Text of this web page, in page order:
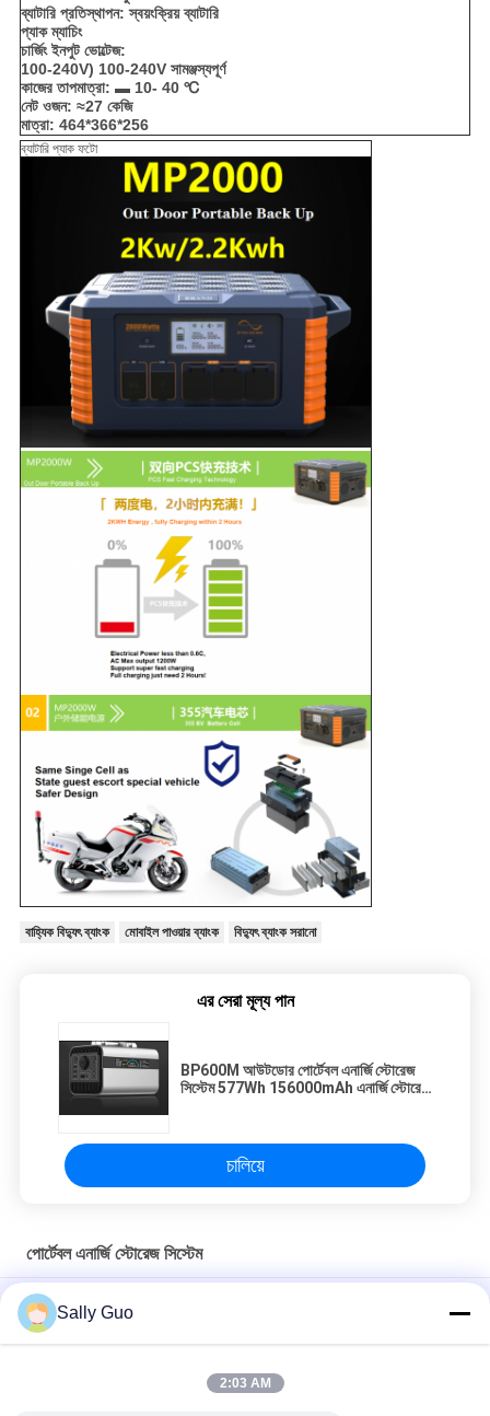
ব্যাটারি প্রতিস্থাপন: স্বয়ংক্রিয় ব্যাটারি
প্যাক ম্যাচিং
চার্জিং ইনপুট ভোল্টেজ:
100-240V) 100-240V সামঞ্জস্যপূর্ণ
কাজের তাপমাত্রা: ▬ 10- 40 ℃
নেট ওজন: ≈27 কেজি
মাত্রা: 464*366*256
ব্যাটারি প্যাক ফটো
বাহ্যিক বিদ্যুৎ ব্যাংক মোবাইল পাওয়ার ব্যাংক বিদ্যুৎ ব্যাংক সরানো
এর সেরা মূল্য পান
BP600M আউটডোর পোর্টেবল এনার্জি স্টোরেজ
সিস্টেম 577Wh 156000mAh এনার্জি স্টোরেজ
চালিয়ে
পোর্টেবল এনার্জি স্টোরেজ সিস্টেম
25.6V 81Ah 648000Ah পোর্টেবল সোলার এনার্জি সিস্টেম জেনারেটর পাওয়ার সাপ্লাই
পাওয়ার ব্যাঙ্ক
Sally Guo
2:03 AM